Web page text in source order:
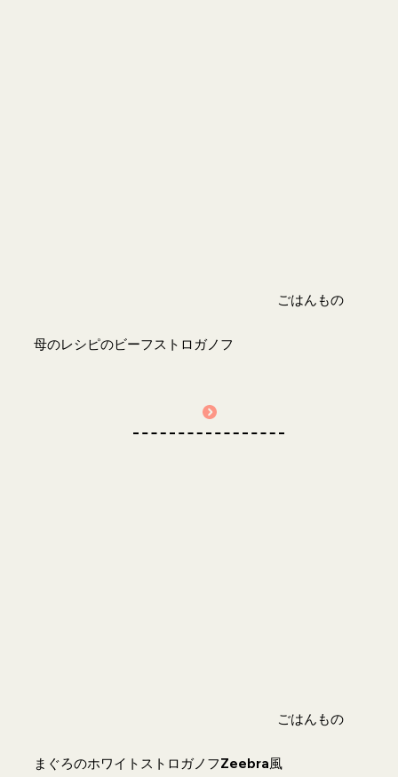
母のレシピのビーフストロガノフ
ごはんもの
まぐろのホワイトストロガノフZeebra風
ごはんもの